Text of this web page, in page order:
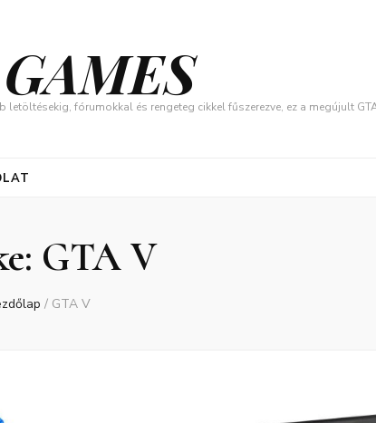
fórumokkal és rengeteg cikkel fűszerezve, ez a megújult
GTA V
/ GTA V